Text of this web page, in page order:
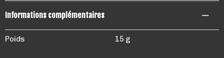
Informations complémentaires
Poids 15 g